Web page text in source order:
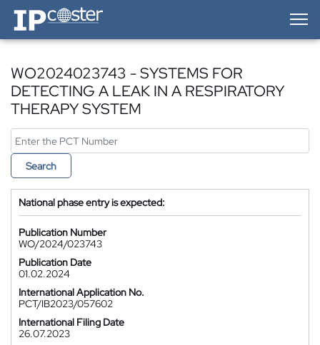
IP-Coster — Home
WO2024023743 - SYSTEMS FOR
DETECTING A LEAK IN A RESPIRATORY
THERAPY SYSTEM
Search
National phase entry is expected:
Publication Number
WO/2024/023743
Publication Date
01.02.2024
International Application No.
PCT/IB2023/057602
International Filing Date
26.07.2023